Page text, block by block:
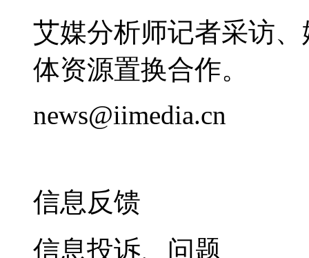
艾媒分析师记者采访
体资源置换合作。
news@iimedia.cn
信息反馈
信息投诉、问题